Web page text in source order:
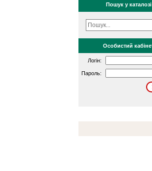
Пошук у каталозі
Особистий
Логін:
Пароль: